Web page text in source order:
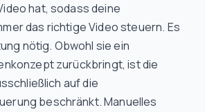
hat, sodass deine
das richtige Video steuern. Es
nötig. Obwohl sie ein
zurückbringt, ist die
auf die
beschränkt. Manuelles